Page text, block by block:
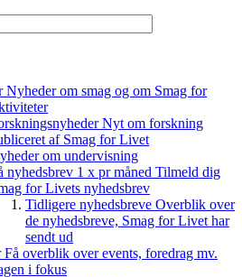
Nyheder om smag og om Smag for
Nyt om forskning
af Smag for Livet
om undervisning
nyhedsbrev 1 x pr måned Tilmeld dig
for Livets nyhedsbrev
Tidligere nyhedsbreve Overblik over
de nyhedsbreve, Smag for Livet har
sendt ud
Få overblik over events, foredrag mv.
i fokus